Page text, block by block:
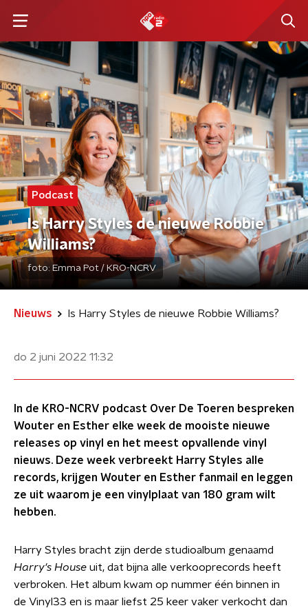
Podcast
Is Harry Styles de nieuwe Robbie
Williams?
foto: Emma Pot / KRO-NCRV
Nieuws Is Harry Styles de nieuwe Robbie Williams?
do 2 juni 2022 11:32
In de KRO-NCRV podcast Over De Toeren bespreken
Wouter en Esther elke week de mooiste nieuwe
releases op vinyl en het meest opvallende vinyl
nieuws. Deze week verbreekt Harry Styles alle
records, krijgen Wouter en Esther fanmail en leggen
ze uit waarom je een vinylplaat van 180 gram wilt
hebben.
Harry Styles bracht zijn derde studioalbum genaamd
Harry's House uit, dat bijna alle verkooprecords heeft
verbroken. Het album kwam op nummer één binnen in
de Vinyl33 en is maar liefst 25 keer vaker verkocht dan